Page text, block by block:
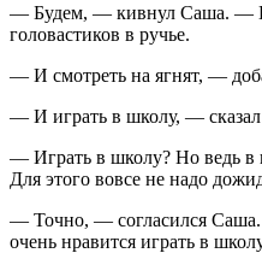
— Будем, — кивнул Саша. —
головастиков в ручье.
— И смотреть на ягнят, —
— И играть в школу, —
— Играть в школу? Но ведь в
Для этого вовсе не надо
— Точно, — согласился
очень нравится играть в